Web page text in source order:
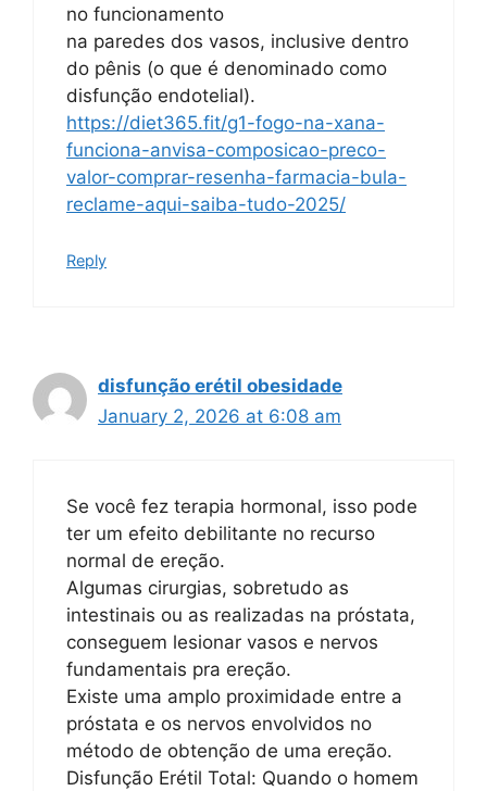
no funcionamento
na paredes dos vasos, inclusive dentro
do pênis (o que é denominado como
disfunção endotelial).
https://diet365.fit/g1-fogo-na-xana-
funciona-anvisa-composicao-preco-
valor-comprar-resenha-farmacia-bula-
reclame-aqui-saiba-tudo-2025/
Reply
disfunção erétil obesidade
January 2, 2026 at 6:08 am
Se você fez terapia hormonal, isso pode
ter um efeito debilitante no recurso
normal de ereção.
Algumas cirurgias, sobretudo as
intestinais ou as realizadas na próstata,
conseguem lesionar vasos e nervos
fundamentais pra ereção.
Existe uma amplo proximidade entre a
próstata e os nervos envolvidos no
método de obtenção de uma ereção.
Disfunção Erétil Total: Quando o homem